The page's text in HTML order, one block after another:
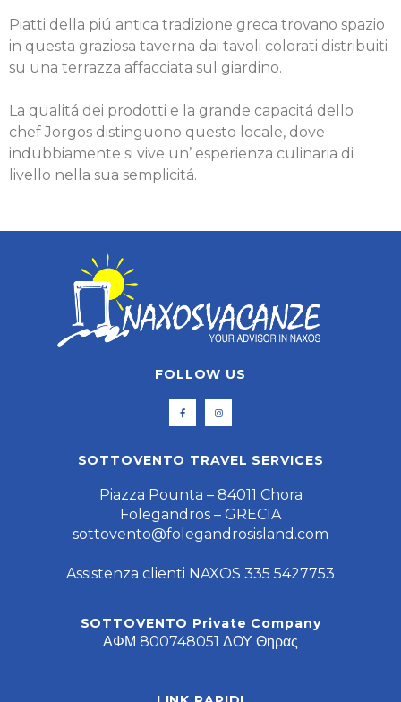
Piatti della piú antica tradizione greca trovano spazio
in questa graziosa taverna dai tavoli colorati distribuiti
su una terrazza affacciata sul giardino.
La qualitá dei prodotti e la grande capacitá dello
chef Jorgos distinguono questo locale, dove
indubbiamente si vive un’ esperienza culinaria di
livello nella sua semplicitá.
FOLLOW US
SOTTOVENTO TRAVEL SERVICES
Piazza Pounta – 84011 Chora
Folegandros – GRECIA
sottovento@folegandrosisland.com
Assistenza clienti NAXOS 335 5427753
SOTTOVENTO Private Company
ΑΦΜ 800748051 ΔΟΥ Θηρας